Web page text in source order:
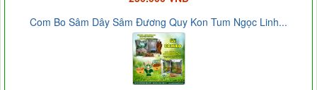
Com Bo Sâm Dây Sâm Đương Quy Kon Tum Ngọc Linh...